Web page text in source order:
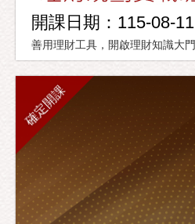
開課日期：115-08-11
善用理財工具，開啟理財知識大門
確定開課